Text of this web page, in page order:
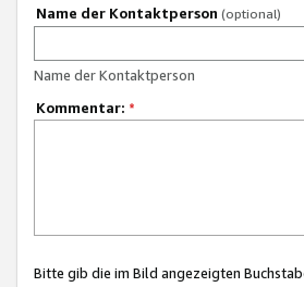
Name der Kontaktperson (optional)
Name der Kontaktperson
Kommentar: *
Bitte gib die im Bild angezeigten